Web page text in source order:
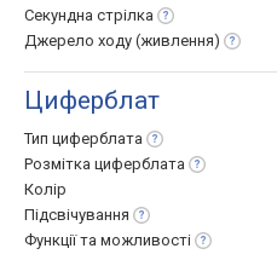
Секундна стрілка
Джерело ходу (живлення)
Циферблат
Тип циферблата
Розмітка циферблата
Колір
Підсвічування
Функції та можливості